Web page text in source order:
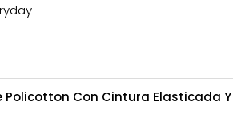
Policotton Con Cintura Elasticada